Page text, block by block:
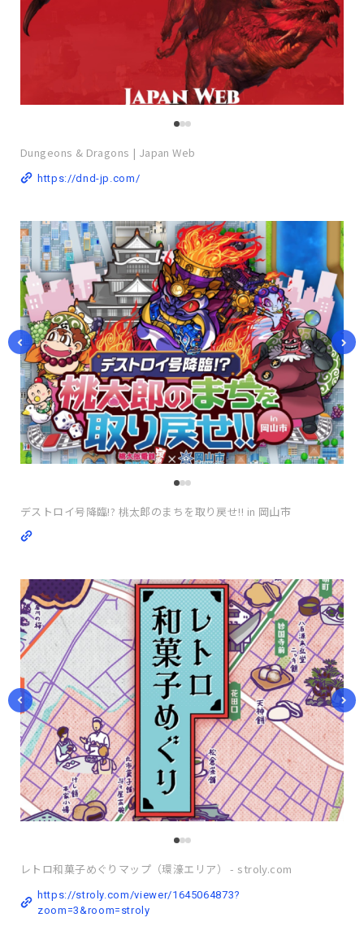
Dungeons & Dragons | Japan Web
https://dnd-jp.com/
デストロイ号降臨!? 桃太郎のまちを取り戻せ!! in 岡山市
レトロ和菓子めぐりマップ（環濠エリア） - stroly.com
https://stroly.com/viewer/1645064873?
zoom=3&room=stroly